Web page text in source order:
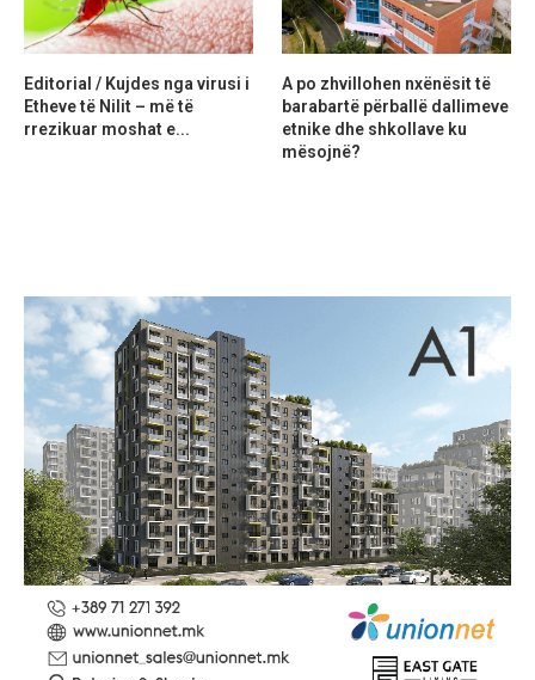
Editorial / Kujdes nga virusi i
Etheve të Nilit – më të
rrezikuar moshat e...
A po zhvillohen nxënësit të
barabartë përballë dallimeve
etnike dhe shkollave ku
mësojnë?